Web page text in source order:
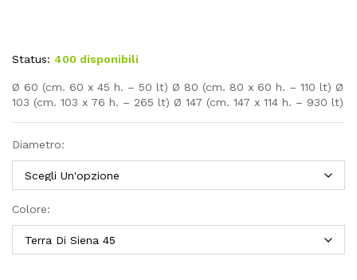
a
1.032,12€
Status: 400 disponibili
Ø 60 (cm. 60 x 45 h. – 50 lt) Ø 80 (cm. 80 x 60 h. – 110 lt) Ø
103 (cm. 103 x 76 h. – 265 lt) Ø 147 (cm. 147 x 114 h. – 930 lt)
Diametro:
Colore: